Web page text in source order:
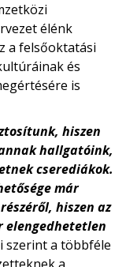
élénk
a felsőoktatási
és
is
hiszen
hallgatóink,
cserediákok.
már
hiszen az
elengedhetetlen
szerint a többféle